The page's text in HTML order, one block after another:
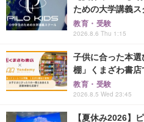
ための大学講義
教育・受験
2026.8.6 Thu 1:15
子供に合った本
棚」くまざわ書店
教育・受験
2026.8.5 Wed 23:45
【夏休み2026】